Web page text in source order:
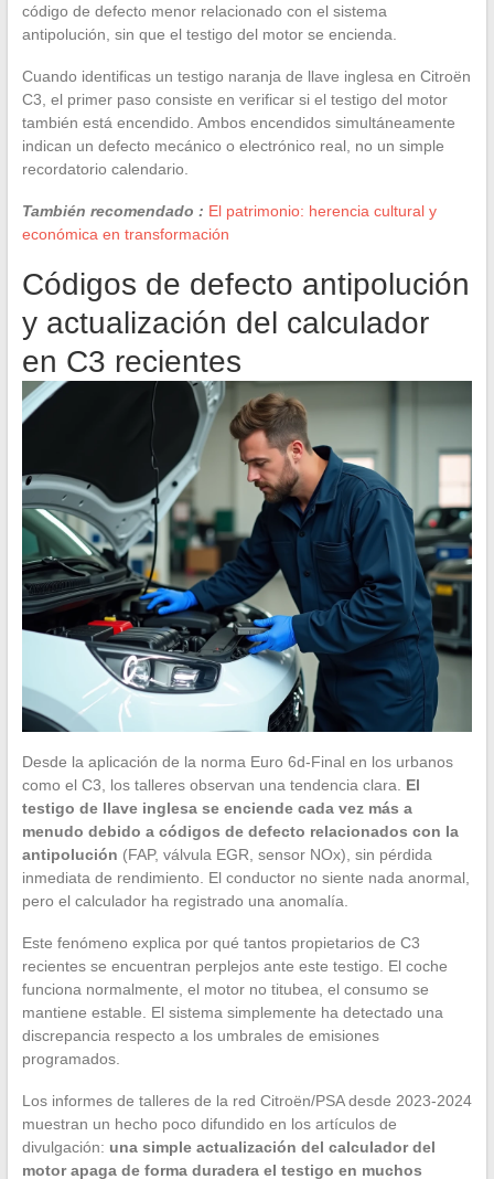
código de defecto menor relacionado con el sistema
antipolución, sin que el testigo del motor se encienda.
Cuando identificas un testigo naranja de llave inglesa en Citroën
C3, el primer paso consiste en verificar si el testigo del motor
también está encendido. Ambos encendidos simultáneamente
indican un defecto mecánico o electrónico real, no un simple
recordatorio calendario.
También recomendado : El patrimonio: herencia cultural y
económica en transformación
Códigos de defecto antipolución
y actualización del calculador
en C3 recientes
Desde la aplicación de la norma Euro 6d-Final en los urbanos
como el C3, los talleres observan una tendencia clara. El
testigo de llave inglesa se enciende cada vez más a
menudo debido a códigos de defecto relacionados con la
antipolución (FAP, válvula EGR, sensor NOx), sin pérdida
inmediata de rendimiento. El conductor no siente nada anormal,
pero el calculador ha registrado una anomalía.
Este fenómeno explica por qué tantos propietarios de C3
recientes se encuentran perplejos ante este testigo. El coche
funciona normalmente, el motor no titubea, el consumo se
mantiene estable. El sistema simplemente ha detectado una
discrepancia respecto a los umbrales de emisiones
programados.
Los informes de talleres de la red Citroën/PSA desde 2023-2024
muestran un hecho poco difundido en los artículos de
divulgación: una simple actualización del calculador del
motor apaga de forma duradera el testigo en muchos